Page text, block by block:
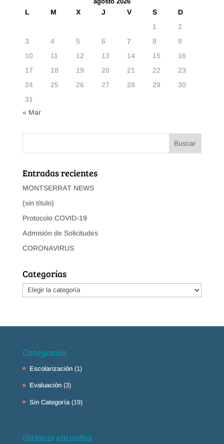
L M X J V S
D
1
2
3
4 5 6 7 8
9
10
11 12 13 14 15
16
17
18 19 20 21 22
23
24
25 26 27 28 29
30
31
« Mar
Entradas recientes
MONTSERRAT NEWS
(sin título)
Protocolo COVID-19
Admisión de Solicitudes
CORONAVIRUS
Categorías
Categorías
Categorías
Escolarización(1)
Evaluación(3)
Sin Categoría(19)
Últimas entradas